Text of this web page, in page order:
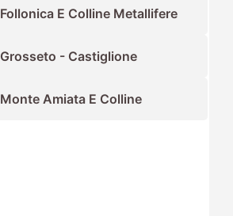
Follonica E Colline Metallifere
Grosseto - Castiglione
Monte Amiata E Colline